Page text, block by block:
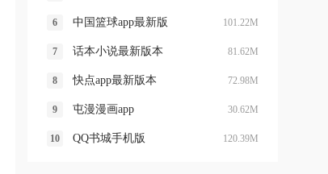
中国篮球app最新版 101.22M
话本小说最新版本 81.62M
快点app最新版本 72.98M
屯漫漫画app 30.62M
QQ书城手机版 120.39M